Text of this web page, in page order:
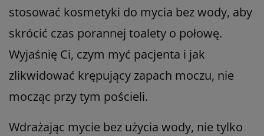
stosować kosmetyki do mycia bez wody, aby
skrócić czas porannej toalety o połowę.
Wyjaśnię Ci, czym myć pacjenta i jak
zlikwidować krępujący zapach moczu, nie
mocząc przy tym pościeli.
Wdrażając mycie bez użycia wody, nie tylko